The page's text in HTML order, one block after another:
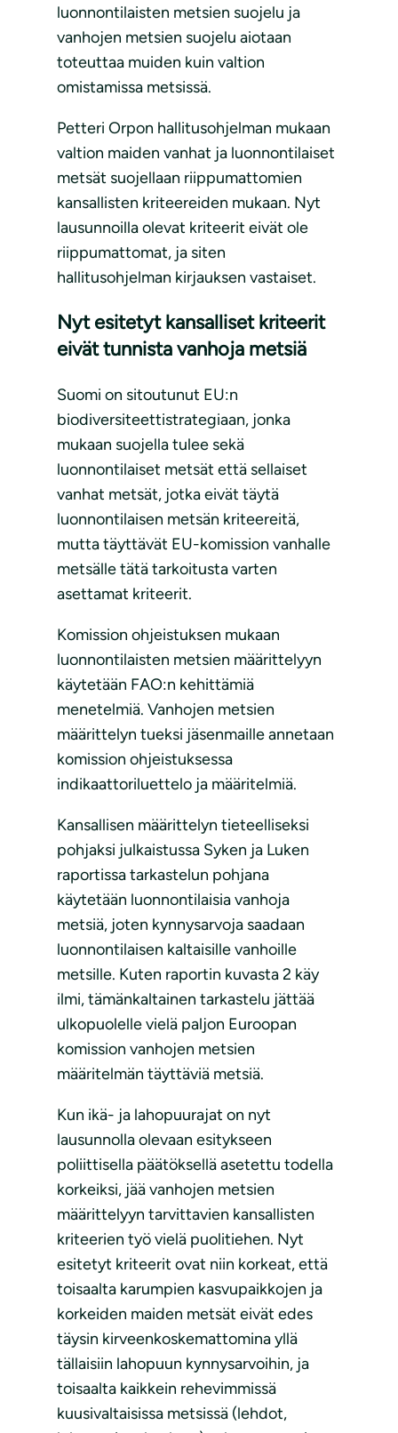
luonnontilaisten metsien suojelu ja
vanhojen metsien suojelu aiotaan
toteuttaa muiden kuin valtion
omistamissa metsissä.
Petteri Orpon hallitusohjelman mukaan
valtion maiden vanhat ja luonnontilaiset
metsät suojellaan riippumattomien
kansallisten kriteereiden mukaan. Nyt
lausunnoilla olevat kriteerit eivät ole
riippumattomat, ja siten
hallitusohjelman kirjauksen vastaiset.
Nyt esitetyt kansalliset kriteerit
eivät tunnista vanhoja metsiä
Suomi on sitoutunut EU:n
biodiversiteettistrategiaan, jonka
mukaan suojella tulee sekä
luonnontilaiset metsät että sellaiset
vanhat metsät, jotka eivät täytä
luonnontilaisen metsän kriteereitä,
mutta täyttävät EU-komission vanhalle
metsälle tätä tarkoitusta varten
asettamat kriteerit.
Komission ohjeistuksen mukaan
luonnontilaisten metsien määrittelyyn
käytetään FAO:n kehittämiä
menetelmiä. Vanhojen metsien
määrittelyn tueksi jäsenmaille annetaan
komission ohjeistuksessa
indikaattoriluettelo ja määritelmiä.
Kansallisen määrittelyn tieteelliseksi
pohjaksi julkaistussa Syken ja Luken
raportissa tarkastelun pohjana
käytetään luonnontilaisia vanhoja
metsiä, joten kynnysarvoja saadaan
luonnontilaisen kaltaisille vanhoille
metsille. Kuten raportin kuvasta 2 käy
ilmi, tämänkaltainen tarkastelu jättää
ulkopuolelle vielä paljon Euroopan
komission vanhojen metsien
määritelmän täyttäviä metsiä.
Kun ikä- ja lahopuurajat on nyt
lausunnolla olevaan esitykseen
poliittisella päätöksellä asetettu todella
korkeiksi, jää vanhojen metsien
määrittelyyn tarvittavien kansallisten
kriteerien työ vielä puolitiehen. Nyt
esitetyt kriteerit ovat niin korkeat, että
toisaalta karumpien kasvupaikkojen ja
korkeiden maiden metsät eivät edes
täysin kirveenkoskemattomina yllä
tällaisiin lahopuun kynnysarvoihin, ja
toisaalta kaikkein rehevimmissä
kuusivaltaisissa metsissä (lehdot,